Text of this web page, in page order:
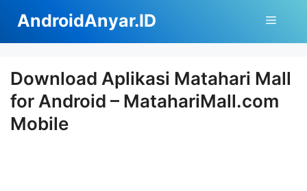
isi
AndroidAnyar.ID Menu
Download Aplikasi Matahari Mall
for Android – MatahariMall.com
Mobile